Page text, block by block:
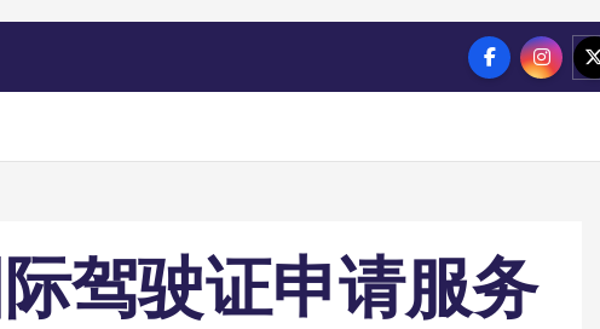
驾驶证申请服务